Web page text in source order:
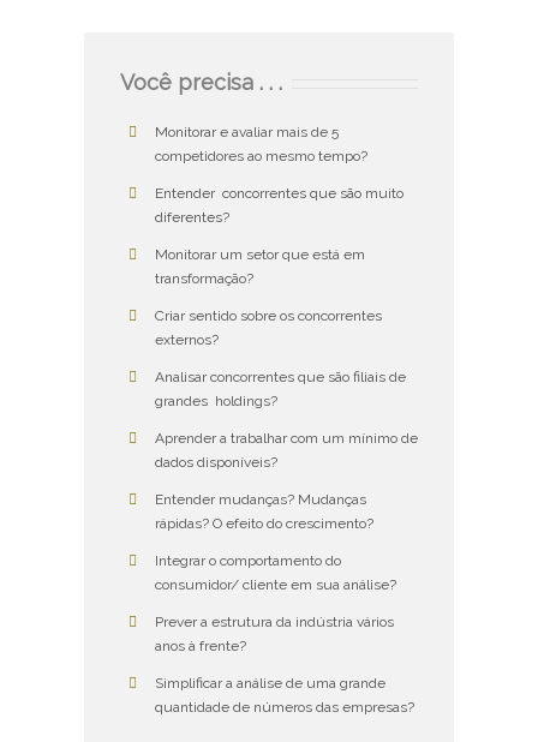
Você precisa . . .
Monitorar e avaliar mais de 5
competidores ao mesmo tempo?
Entender concorrentes que são muito
diferentes?
Monitorar um setor que está em
transformação?
Criar sentido sobre os concorrentes
externos?
Analisar concorrentes que são filiais de
grandes holdings?
Aprender a trabalhar com um mínimo de
dados disponíveis?
Entender mudanças? Mudanças
rápidas? O efeito do crescimento?
Integrar o comportamento do
consumidor/ cliente em sua análise?
Prever a estrutura da indústria vários
anos à frente?
Simplificar a análise de uma grande
quantidade de números das empresas?